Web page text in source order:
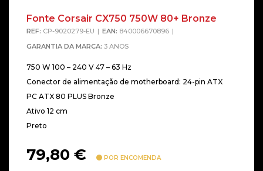
Fonte Corsair CX750 750W 80+ Bronze
REF: CP-9020279-EU EAN: 840006670896
GARANTIA DA MARCA: 3 ANOS
750 W 100 – 240 V 47 – 63 Hz
Conector de alimentação de motherboard: 24-pin ATX
PC ATX 80 PLUS Bronze
Ativo 12 cm
Preto
79,80 € POR ENCOMENDA